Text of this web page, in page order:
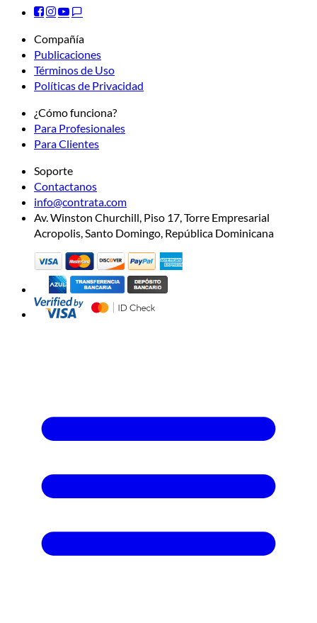
Compañía
Publicaciones
Términos de Uso
Políticas de Privacidad
¿Cómo funciona?
Para Profesionales
Para Clientes
Soporte
Contactanos
info@contrata.com
Av. Winston Churchill, Piso 17, Torre Empresarial
Acropolis, Santo Domingo, República Dominicana